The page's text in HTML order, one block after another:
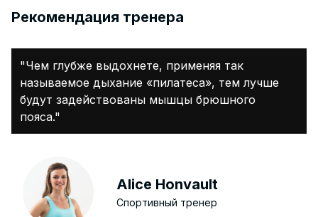
Pекомендация тренера
"Чем глубже выдохнете, применяя так
называемое дыхание «пилатеса», тем лучше
будут задействованы мышцы брюшного
пояса."
Alice Honvault
Спортивный тренер